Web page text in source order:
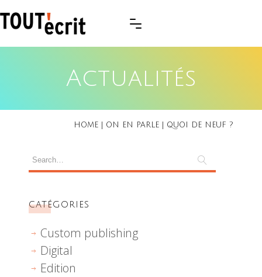
Actualités
HOME ON EN PARLE QUOI DE NEUF ?
CATÉGORIES
Custom publishing
Digital
Edition